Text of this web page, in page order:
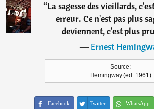
“La sagesse des vieillards,
erreur. Ce n'est pas plus
deviennent, c'est plus
―Ernest
Source:
Hemingway (ed. 1961)
Facebook Twitter WhatsApp